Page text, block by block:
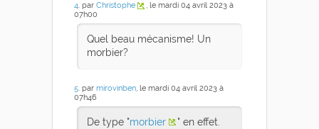
4. par Christophe
, le mardi 04 avril 2023 à
07h00
Quel beau mécanisme! Un
morbier?
5. par mirovinben, le mardi 04 avril 2023 à
07h46
De type "morbier
" en effet.